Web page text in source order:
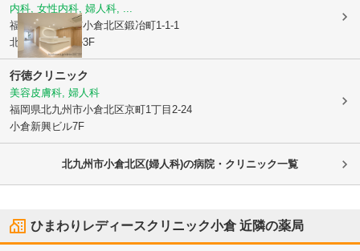
内科, 女性内科, 婦人科, ...
福岡県北九州市小倉北区鍛冶町1-1-1
北九州東洋ビル3F
行徳クリニック
美容皮膚科, 婦人科
福岡県北九州市小倉北区京町1丁目2-24
小倉新興ビル7F
北九州市小倉北区(婦人科)の病院・クリニック一覧
ひまわりレディースクリニック小倉近隣の薬局